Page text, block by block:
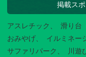
掲載ス
アスレチック 滑り台
おみやげ
イルミネー
サファリパーク
川遊